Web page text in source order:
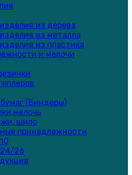
из дерева
из металла
из пластика
и мелочи
(Биндеры)
шило
принадлежности
26